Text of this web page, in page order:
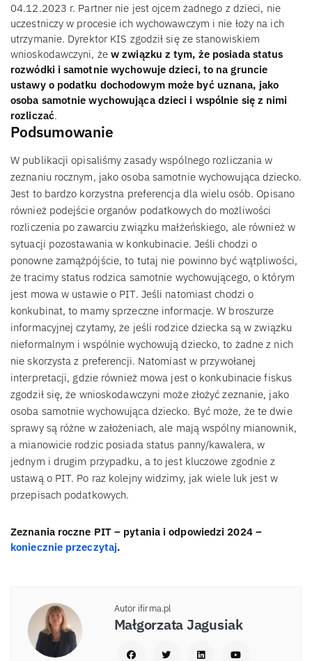
04.12.2023 r. Partner nie jest ojcem żadnego z dzieci, nie
uczestniczy w procesie ich wychowawczym i nie łoży na ich
utrzymanie. Dyrektor KIS zgodził się ze stanowiskiem
wnioskodawczyni, że w związku z tym, że posiada status
rozwódki i samotnie wychowuje dzieci, to na gruncie
ustawy o podatku dochodowym może być uznana, jako
osoba samotnie wychowująca dzieci i wspólnie się z nimi
rozliczać.
Podsumowanie
W publikacji opisaliśmy zasady wspólnego rozliczania w
zeznaniu rocznym, jako osoba samotnie wychowująca dziecko.
Jest to bardzo korzystna preferencja dla wielu osób. Opisano
również podejście organów podatkowych do możliwości
rozliczenia po zawarciu związku małżeńskiego, ale również w
sytuacji pozostawania w konkubinacie. Jeśli chodzi o
ponowne zamążpójście, to tutaj nie powinno być wątpliwości,
że tracimy status rodzica samotnie wychowującego, o którym
jest mowa w ustawie o PIT. Jeśli natomiast chodzi o
konkubinat, to mamy sprzeczne informacje. W broszurze
informacyjnej czytamy, że jeśli rodzice dziecka są w związku
nieformalnym i wspólnie wychowują dziecko, to żadne z nich
nie skorzysta z preferencji. Natomiast w przywołanej
interpretacji, gdzie również mowa jest o konkubinacie fiskus
zgodził się, że wnioskodawczyni może złożyć zeznanie, jako
osoba samotnie wychowująca dziecko. Być może, że te dwie
sprawy są różne w założeniach, ale mają wspólny mianownik,
a mianowicie rodzic posiada status panny/kawalera, w
jednym i drugim przypadku, a to jest kluczowe zgodnie z
ustawą o PIT. Po raz kolejny widzimy, jak wiele luk jest w
przepisach podatkowych.
Zeznania roczne PIT – pytania i odpowiedzi 2024 –
koniecznie przeczytaj.
Autor ifirma.pl
Małgorzata Jagusiak